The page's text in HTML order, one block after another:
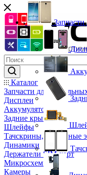
Каталог
Запчасти для
Дисплеи
Аккумуляторы
Задние крышки
Шлейфы
Тачскрины, сенсорные
Динамики
Держатели SIM-карт
Микросхемы
Камеры